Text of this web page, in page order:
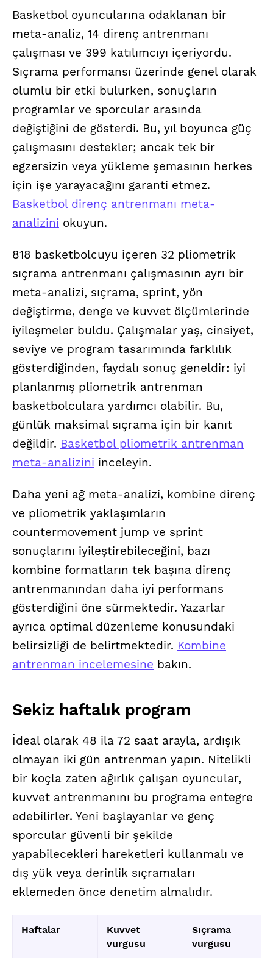
Basketbol oyuncularına odaklanan bir
meta-analiz, 14 direnç antrenmanı
çalışması ve 399 katılımcıyı içeriyordu.
Sıçrama performansı üzerinde genel olarak
olumlu bir etki bulurken, sonuçların
programlar ve sporcular arasında
değiştiğini de gösterdi. Bu, yıl boyunca güç
çalışmasını destekler; ancak tek bir
egzersizin veya yükleme şemasının herkes
için işe yarayacağını garanti etmez.
Basketbol direnç antrenmanı meta-
analizini okuyun.
818 basketbolcuyu içeren 32 pliometrik
sıçrama antrenmanı çalışmasının ayrı bir
meta-analizi, sıçrama, sprint, yön
değiştirme, denge ve kuvvet ölçümlerinde
iyileşmeler buldu. Çalışmalar yaş, cinsiyet,
seviye ve program tasarımında farklılık
gösterdiğinden, faydalı sonuç geneldir: iyi
planlanmış pliometrik antrenman
basketbolculara yardımcı olabilir. Bu,
günlük maksimal sıçrama için bir kanıt
değildir. Basketbol pliometrik antrenman
meta-analizini inceleyin.
Daha yeni ağ meta-analizi, kombine direnç
ve pliometrik yaklaşımların
countermovement jump ve sprint
sonuçlarını iyileştirebileceğini, bazı
kombine formatların tek başına direnç
antrenmanından daha iyi performans
gösterdiğini öne sürmektedir. Yazarlar
ayrıca optimal düzenleme konusundaki
belirsizliği de belirtmektedir. Kombine
antrenman incelemesine bakın.
Sekiz haftalık program
İdeal olarak 48 ila 72 saat arayla, ardışık
olmayan iki gün antrenman yapın. Nitelikli
bir koçla zaten ağırlık çalışan oyuncular,
kuvvet antrenmanını bu programa entegre
edebilirler. Yeni başlayanlar ve genç
sporcular güvenli bir şekilde
yapabilecekleri hareketleri kullanmalı ve
dış yük veya derinlik sıçramaları
eklemeden önce denetim almalıdır.
Haftalar
Kuvvet
vurgusu
Sıçrama
vurgusu